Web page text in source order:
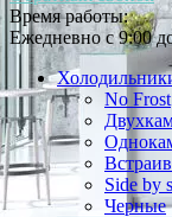
Время работы:
Ежедневно с 9:00
No Frost
Side by
Черные